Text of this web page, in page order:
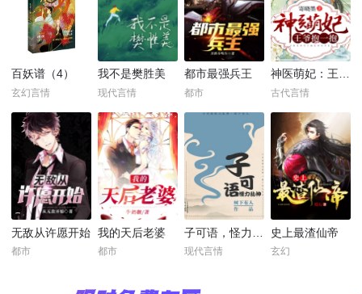
百妖谱（4）
玄幻言情
我不是樊胜美
现代言情
都市最强兵王
都市
神医萌妃：王爷，抱一抱！
古代言情
无敌从许愿开始
都市
我的天后老婆
都市 现代言情
史上最渣仙帝
玄幻